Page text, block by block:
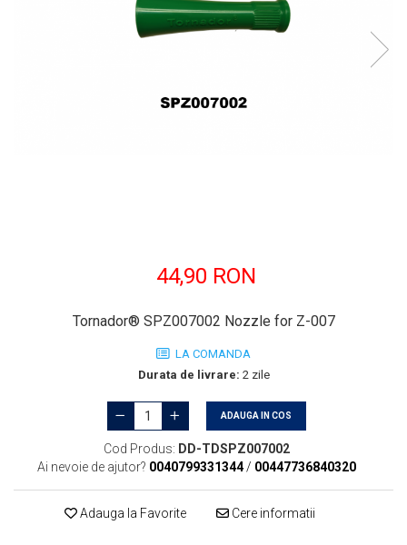
44,90 RON
Tornador® SPZ007002 Nozzle for Z-007
LA COMANDA
Durata de livrare: 2 zile
ADAUGA IN COS
Cod Produs: DD-TDSPZ007002
Ai nevoie de ajutor? 0040799331344/ 00447736840320
Adauga la Favorite Cere informatii